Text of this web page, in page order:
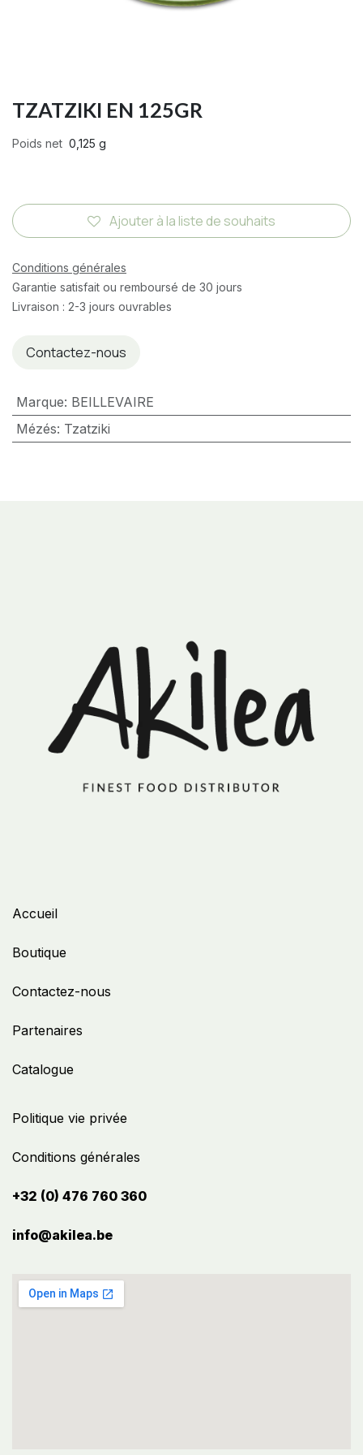
TZATZIKI EN 125GR
Poids net 0,125 g
Ajouter à la liste de souhaits
Conditions générales
Garantie satisfait ou remboursé de 30 jours
Livraison : 2-3 jours ouvrables
Contactez-nous
Marque: BEILLEVAIRE
Mézés: Tzatziki
Politique vie privée
Conditions générales
+32 (0) 476 760 360
info@akilea.be​
Accueil
Boutique
Contactez-nous
Partenaires
Catalogue